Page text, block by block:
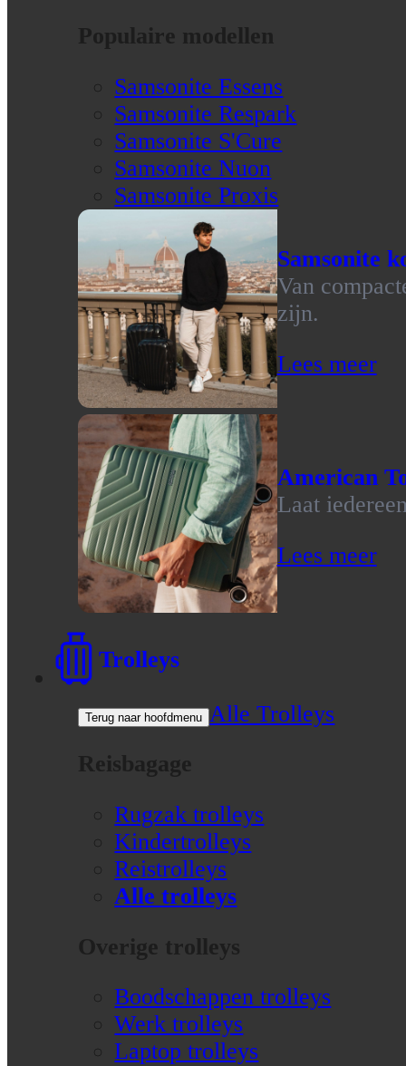
Populaire modellen
Samsonite Essens
Samsonite Respark
Samsonite S'Cure
Samsonite Nuon
Samsonite Proxis
Samsonite
Van
zijn.
Lees meer
American
Laat
Lees meer
Trolleys
Terug naar hoofdmenu Alle Trolleys
Reisbagage
Rugzak trolleys
Kindertrolleys
Reistrolleys
Alle trolleys
Overige trolleys
Boodschappen trolleys
Werk trolleys
Laptop trolleys